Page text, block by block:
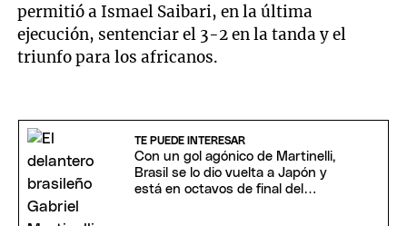
permitió a Ismael Saibari, en la última
ejecución, sentenciar el 3-2 en la tanda y el
triunfo para los africanos.
TE PUEDE INTERESAR
Con un gol agónico de Martinelli,
Brasil se lo dio vuelta a Japón y
está en octavos de final del